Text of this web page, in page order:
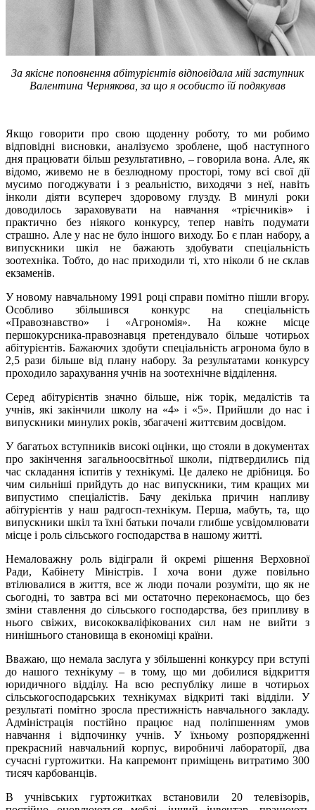
За якісне поповнення абітурієнтів відповідала мій заступник
Валентина Чернякова, за що я особисто їй подякував
Якщо говорити про свою щоденну роботу, то ми робимо
відповідні висновки, аналізуємо зроблене, щоб наступного
дня працювати більш результативно, – говорила вона. Але, як
відомо, живемо не в безлюдному просторі, тому всі свої дії
мусимо погоджувати і з реальністю, виходячи з неї, навіть
інколи діяти всупереч здоровому глузду. В минулі роки
доводилось зараховувати на навчання «трієчників» і
практично без ніякого конкурсу, тепер навіть подумати
страшно. Але у нас не було іншого виходу. Бо є план набору, а
випускники шкіл не бажають здобувати спеціальність
зоотехніка. Тобто, до нас приходили ті, хто ніколи б не склав
екзаменів.
У новому навчальному 1991 році справи помітно пішли вгору.
Особливо збільшився конкурс на спеціальність
«Правознавство» і «Агрономія». На кожне місце
першокурсника-правознавця претендувало більше чотирьох
абітурієнтів. Бажаючих здобути спеціальність агронома було в
2,5 рази більше від плану набору. За результатами конкурсу
проходило зарахування учнів на зоотехнічне відділення.
Серед абітурієнтів значно більше, ніж торік, медалістів та
учнів, які закінчили школу на «4» і «5». Прийшли до нас і
випускники минулих років, збагачені життєвим досвідом.
У багатьох вступників високі оцінки, що стояли в документах
про закінчення загальноосвітньої школи, підтвердились під
час складання іспитів у технікумі. Це далеко не дрібниця. Бо
чим сильніші прийдуть до нас випускники, тим кращих ми
випустимо спеціалістів. Бачу декілька причин напливу
абітурієнтів у наш радгосп-технікум. Перша, мабуть, та, що
випускники шкіл та їхні батьки почали глибше усвідомлювати
місце і роль сільського господарства в нашому житті.
Немаловажну роль відіграли й окремі рішення Верховної
Ради, Кабінету Міністрів. І хоча вони дуже повільно
втілювалися в життя, все ж люди почали розуміти, що як не
сьогодні, то завтра всі ми остаточно переконаємось, що без
зміни ставлення до сільського господарства, без припливу в
нього свіжих, висококваліфікованих сил нам не вийти з
нинішнього становища в економіці країни.
Вважаю, що немала заслуга у збільшенні конкурсу при вступі
до нашого технікуму – в тому, що ми добилися відкриття
юридичного відділу. На всю республіку лише в чотирьох
сільськогосподарських технікумах відкриті такі відділи. У
результаті помітно зросла престижність навчального закладу.
Адміністрація постійно працює над поліпшенням умов
навчання і відпочинку учнів. У їхньому розпорядженні
прекрасний навчальний корпус, виробничі лабораторії, два
сучасні гуртожитки. На капремонт приміщень витратимо 300
тисяч карбованців.
В учнівських гуртожитках встановили 20 телевізорів,